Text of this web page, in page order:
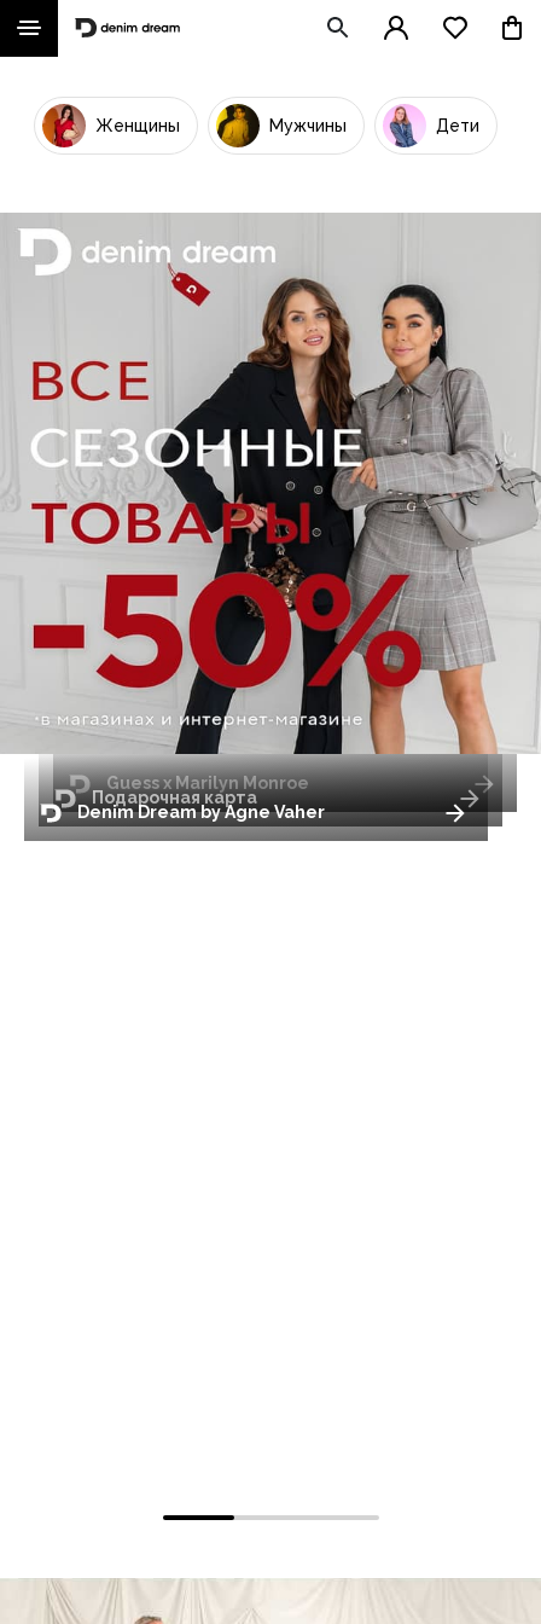
Женщины Мужчины Дети
Denim Dream by Agne Vaher
Подарочная карта
Guess x Marilyn Monroe